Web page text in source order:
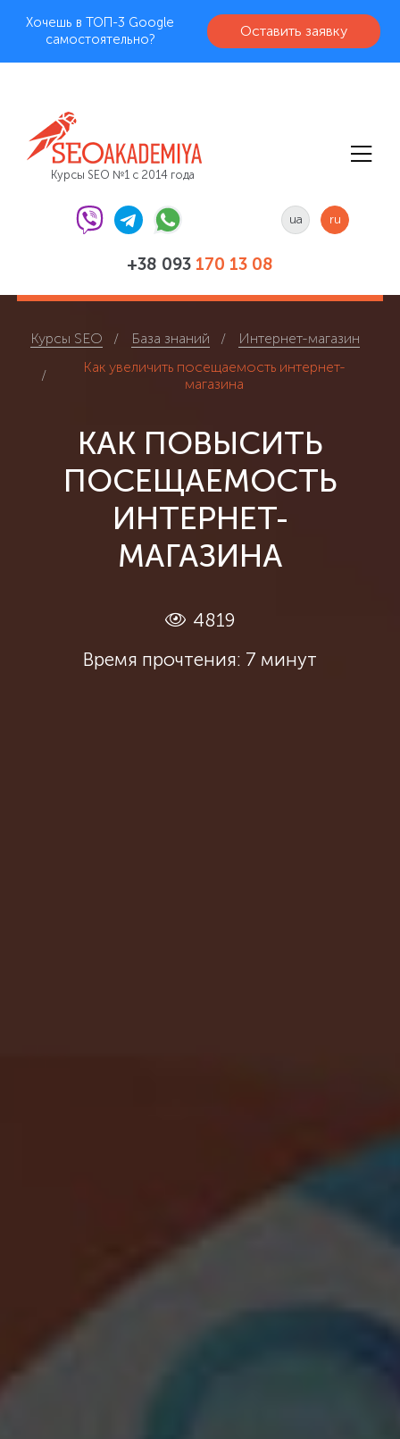
Хочешь в ТОП-3 Google
самостоятельно?
Оставить заявку
Курсы SEO №1 с 2014 года
+38 093 170 13 08
ua ru
Курсы SEO База знаний
Интернет-магазин
Как увеличить посещаемость интернет-
магазина
КАК ПОВЫСИТЬ
ПОСЕЩАЕМОСТЬ
ИНТЕРНЕТ-
МАГАЗИНА
4819
Время прочтения: 7 минут